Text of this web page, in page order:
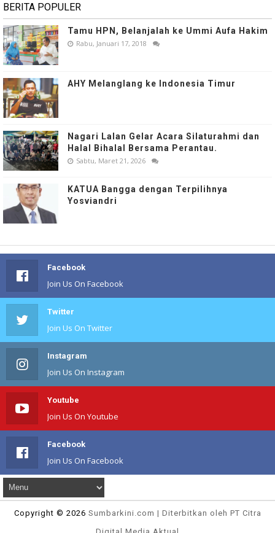
BERITA POPULER
Tamu HPN, Belanjalah ke Ummi Aufa Hakim
Rabu, Januari 17, 2018
AHY Melanglang ke Indonesia Timur
Nagari Lalan Gelar Acara Silaturahmi dan
Halal Bihalal Bersama Perantau.
Sabtu, Maret 21, 2026
KATUA Bangga dengan Terpilihnya
Yosviandri
Facebook
Join Us On Facebook
Twitter
Join Us On Twitter
Instagram
Join Us On Instagram
Youtube
Join Us On Youtube
Facebook
Join Us On Facebook
Copyright © 2026 Sumbarkini .com | Diterbitkan oleh PT Citra